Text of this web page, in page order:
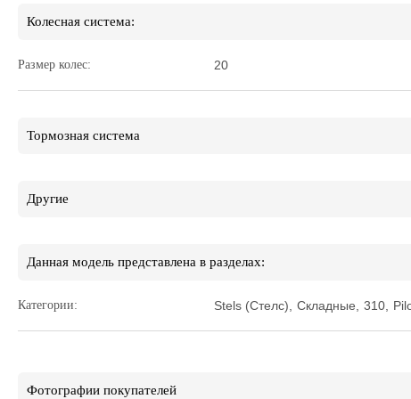
Колесная система:
Размер колес: 20
Тормозная система
Другие
Данная модель представлена в разделах:
Категории: Stels (Стелс) Складные 310
Фотографии покупателей